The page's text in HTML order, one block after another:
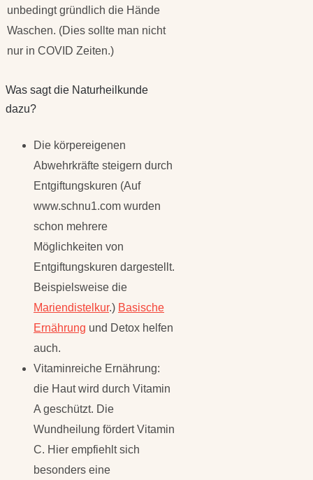
unbedingt gründlich die Hände
Waschen. (Dies sollte man nicht
nur in COVID Zeiten.)
Was sagt die Naturheilkunde
dazu?
Die körpereigenen
Abwehrkräfte steigern durch
Entgiftungskuren (Auf
www.schnu1.com wurden
schon mehrere
Möglichkeiten von
Entgiftungskuren dargestellt.
Beispielsweise die
Mariendistelkur.) Basische
Ernährung und Detox helfen
auch.
Vitaminreiche Ernährung:
die Haut wird durch Vitamin
A geschützt. Die
Wundheilung fördert Vitamin
C. Hier empfiehlt sich
besonders eine